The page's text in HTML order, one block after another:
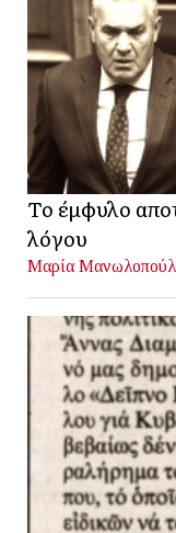
Το έμφυλο
λόγου
Μαρία